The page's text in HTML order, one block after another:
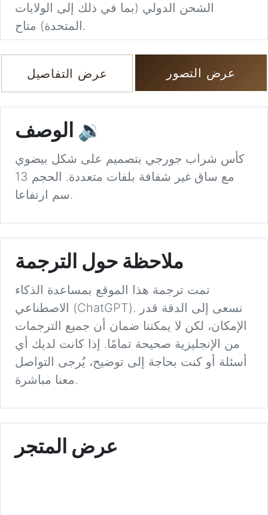
الشحن الدولي (بما في ذلك إلى الولايات
المتحدة) متاح.
عرض التفاصيل عرض التصور
🔉
كأس شراب جورجي بتصميم على شكل بيضوي
مع ساق غير شفافة بلفات متعددة. الحجم 13
سم ارتفاعا.
ملاحظة حول الترجمة
تمت ترجمة هذا الموقع بمساعدة الذكاء
الاصطناعي (ChatGPT). نسعى إلى الدقة قدر
الإمكان، لكن لا يمكننا ضمان أن جميع الترجمات
من الإنجليزية صحيحة تمامًا. إذا كانت لديك أي
أسئلة أو كنت بحاجة إلى توضيح، يُرجى التواصل
معنا مباشرة.
عرض المتجر